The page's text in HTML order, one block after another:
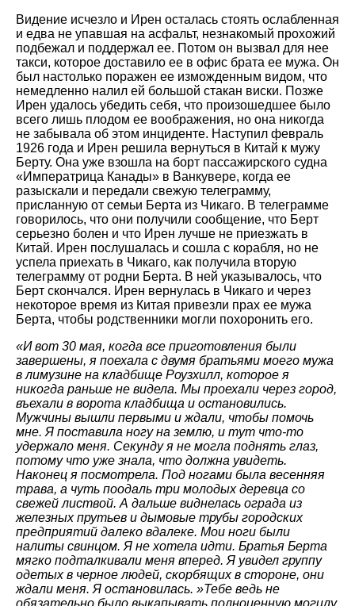
Видение исчезло и Ирен осталась стоять ослабленная
и едва не упавшая на асфальт, незнакомый прохожий
подбежал и поддержал ее. Потом он вызвал для нее
такси, которое доставило ее в офис брата ее мужа. Он
был настолько поражен ее изможденным видом, что
немедленно налил ей большой стакан виски. Позже
Ирен удалось убедить себя, что произошедшее было
всего лишь плодом ее воображения, но она никогда
не забывала об этом инциденте. Наступил февраль
1926 года и Ирен решила вернуться в Китай к мужу
Берту. Она уже взошла на борт пассажирского судна
«Императрица Канады» в Ванкувере, когда ее
разыскали и передали свежую телеграмму,
присланную от семьи Берта из Чикаго. В телеграмме
говорилось, что они получили сообщение, что Берт
серьезно болен и что Ирен лучше не приезжать в
Китай. Ирен послушалась и сошла с корабля, но не
успела приехать в Чикаго, как получила вторую
телеграмму от родни Берта. В ней указывалось, что
Берт скончался. Ирен вернулась в Чикаго и через
некоторое время из Китая привезли прах ее мужа
Берта, чтобы родственники могли похоронить его.
«И вот 30 мая, когда все приготовления были
завершены, я поехала с двумя братьями моего мужа
в лимузине на кладбище Роузхилл, которое я
никогда раньше не видела. Мы проехали через город,
въехали в ворота кладбища и остановились.
Мужчины вышли первыми и ждали, чтобы помочь
мне. Я поставила ногу на землю, и тут что-то
удержало меня. Секунду я не могла поднять глаз,
потому что уже знала, что должна увидеть.
Наконец я посмотрела. Под ногами была весенняя
трава, а чуть поодаль три молодых деревца со
свежей листвой. А дальше виднелась ограда из
железных прутьев и дымовые трубы городских
предприятий далеко вдалеке. Мои ноги были
налиты свинцом. Я не хотела идти. Братья Берта
мягко подталкивали меня вперед. Я увидел группу
одетых в черное людей, скорбящих в стороне, они
ждали меня. Я остановилась. »Тебе ведь не
обязательно было выкапывать полноценную могилу,